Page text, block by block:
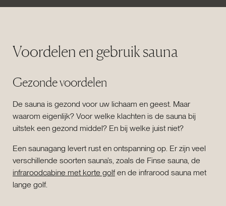
Voordelen en gebruik sauna
Gezonde voordelen
De sauna is gezond voor uw lichaam en geest. Maar
waarom eigenlijk? Voor welke klachten is de sauna bij
uitstek een gezond middel? En bij welke juist niet?
Een saunagang levert rust en ontspanning op. Er zijn veel
verschillende soorten sauna’s, zoals de Finse sauna, de
infraroodcabine met korte golf en de infrarood sauna met
lange golf.